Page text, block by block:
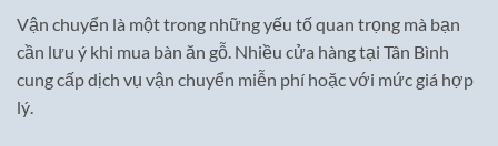
Vận chuyển là một trong những yếu tố quan trọng mà bạn
cần lưu ý khi mua bàn ăn gỗ. Nhiều cửa hàng tại Tân Bình
cung cấp dịch vụ vận chuyển miễn phí hoặc với mức giá hợp
lý.